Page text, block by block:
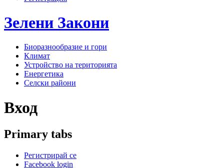
Зелени Закони
Биоразнообразие и гори
Климат
Устройство на територията
Енергетика
Селски райони
Вход
Primary tabs
Регистрирай се
Facebook login